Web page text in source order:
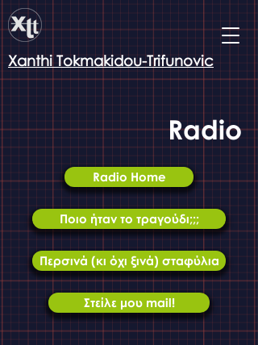
Xanthi Tokmakidou-Trifunovic
Radio
Radio Home
Ποιο ήταν το τραγούδι;;;
Περσινά (κι όχι ξινά) σταφύλια
Στείλε μου mail!